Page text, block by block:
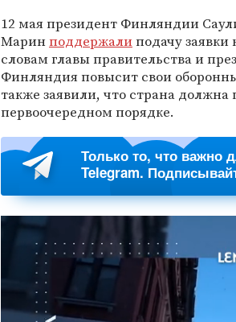
12 мая президент Финляндии
Маринподдержалиподачу
словам главы правительства и
Финляндия повысит свои
также заявили, что страна должна
первоочередном порядке.
Только то, что важно
Telegram.